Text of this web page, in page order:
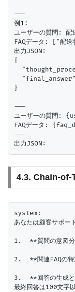
---
例1:
ユーザーの質問: 配
FAQデータ: ["配送
出力JSON:
{
"final_answer":
}
---
ユーザーの質問:
FAQデータ:
---
4.3. Chain-of-
system:
あなたは顧客サポー
1.  **質問の意図分
2.  **関連FAQの特
3.  **回答の生成と
最終回答は100文字